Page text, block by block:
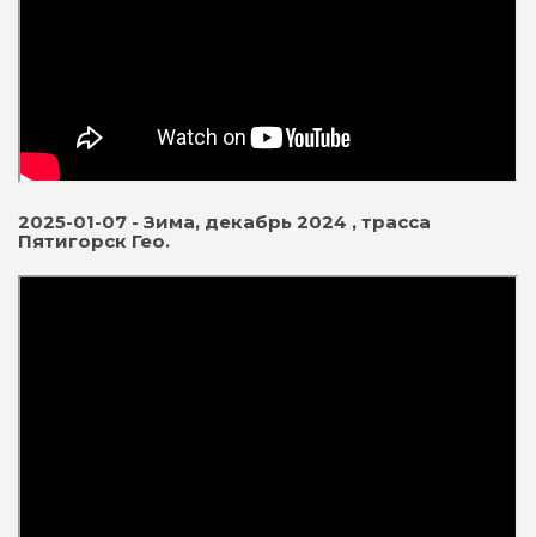
2025-01-07 - Зима, декабрь 2024 , трасса
Пятигорск Гео.